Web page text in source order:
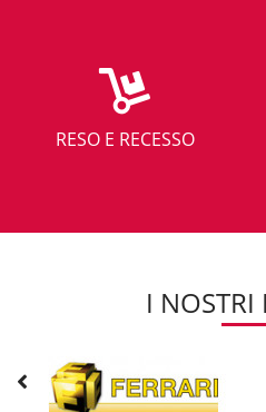
RESO E RECESSO
I NOSTRI